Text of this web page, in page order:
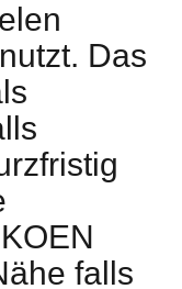
Das
falls